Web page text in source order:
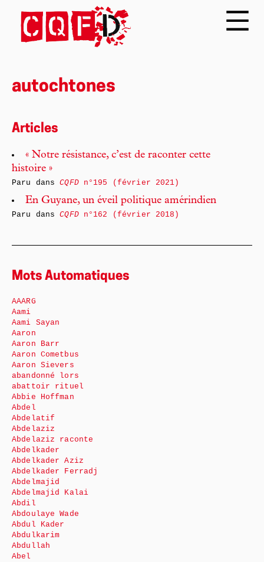
autochtones
Articles
« Notre résistance, c’est de raconter cette
histoire »
Paru dansCQFDn°195 (février 2021)
En Guyane, un éveil politique amérindien
Paru dansCQFDn°162 (février 2018)
Mots Automatiques
AAARG
Aami
Aami Sayan
Aaron
Aaron Barr
Aaron Cometbus
Aaron Sievers
abandonné lors
abattoir rituel
Abbie Hoffman
Abdel
Abdelatif
Abdelaziz
Abdelaziz raconte
Abdelkader
Abdelkader Aziz
Abdelkader Ferradj
Abdelmajid
Abdelmajid Kalai
Abdil
Abdoulaye Wade
Abdul Kader
Abdulkarim
Abdullah
Abel